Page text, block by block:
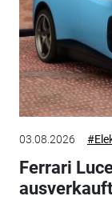
03.08.2026
Ferrari
ausverkauft